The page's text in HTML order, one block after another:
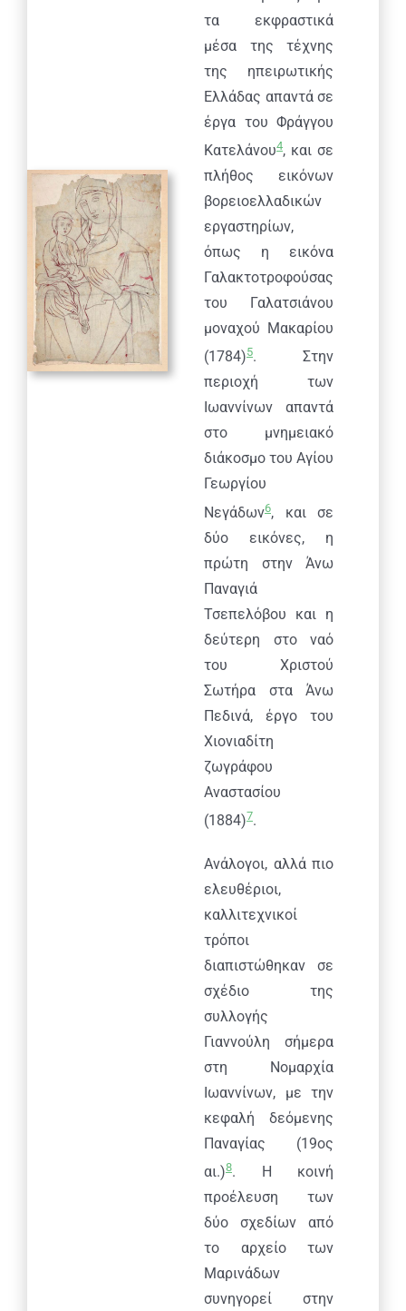
τα εκφραστικά
μέσα της τέχνης
της ηπειρωτικής
Ελλάδας απαντά σε
έργα του Φράγγου
Κατελάνου4, και σε
πλήθος εικόνων
βορειοελλαδικών
εργαστηρίων,
όπως η εικόνα
Γαλακτοτροφούσας
του Γαλατσιάνου
μοναχού Μακαρίου
(1784)5. Στην
περιοχή των
Ιωαννίνων απαντά
στο μνημειακό
διάκοσμο του Αγίου
Γεωργίου
Νεγάδων6, και σε
δύο εικόνες, η
πρώτη στην Άνω
Παναγιά
Τσεπελόβου και η
δεύτερη στο ναό
του Χριστού
Σωτήρα στα Άνω
Πεδινά, έργο του
Χιονιαδίτη
ζωγράφου
Αναστασίου
(1884)7.
Ανάλογοι, αλλά πιο
ελευθέριοι,
καλλιτεχνικοί
τρόποι
διαπιστώθηκαν σε
σχέδιο της
συλλογής
Γιαννούλη σήμερα
στη Νομαρχία
Ιωαννίνων, με την
κεφαλή δεόμενης
Παναγίας (19ος
αι.)8. Η κοινή
προέλευση των
δύο σχεδίων από
το αρχείο των
Μαρινάδων
συνηγορεί στην